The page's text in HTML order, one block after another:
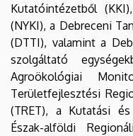
Kutatóintézetből
(NYKI), a Debreceni
(DTTI), valamint a
szolgáltató
Agroökológiai
Területfejlesztési
(TRET), a Kutatási
Észak-alföldi